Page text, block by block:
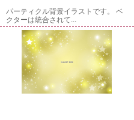
パーティクル背景イラストです。 ベ
クターは統合されて...